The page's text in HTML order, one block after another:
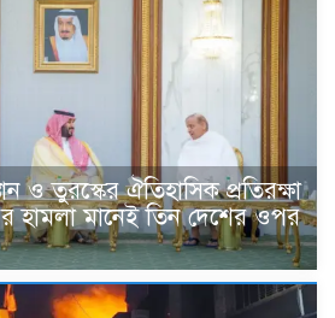
ও তুরস্কের ঐতিহাসিক প্রতিরক্ষা
হামলা মানেই তিন দেশের ওপর